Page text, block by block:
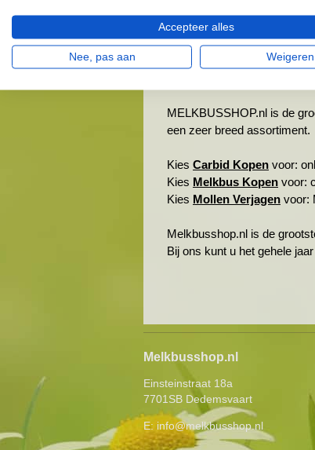
Provincie Zuid-
Rozenburg & omgeving
Vele klanten provincie Zuid-
MELKBUSSHOP.nl is de
een zeer breed assortiment.
Kies Carbid Kopen voor:
Kies Melkbus Kopen voor:
Kies Mollen Verjagen voor:
Melkbusshop.nl is de
Bij ons kunt u het gehele
Melkbusshop.nl
Einsteinstraat 18a
7701SB Dedemsvaart
E: info@melkbusshop.nl
Accepteer alles
Nee, pas aan Weigeren